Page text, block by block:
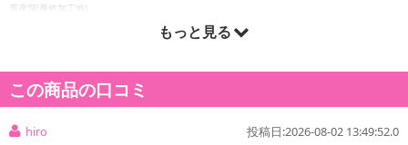
原産国(最終加工地):
もっと見る
この商品の口コミ
hiro 投稿日:2026-08-02 13:49:52.0